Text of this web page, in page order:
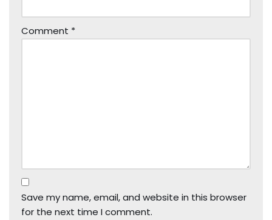
Comment *
Save my name, email, and website in this browser
for the next time I comment.